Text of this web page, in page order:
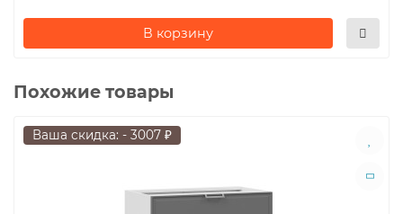
В корзину
Похожие товары
Ваша скидка: - 3007 ₽